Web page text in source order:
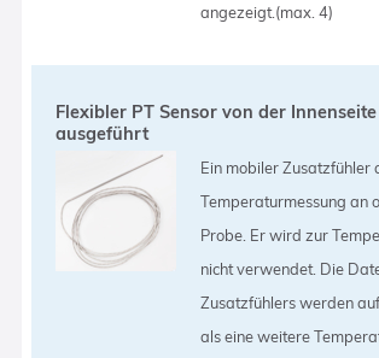
angezeigt.(max. 4)
Flexibler PT Sensor von der
ausgeführt
Ein mobiler Zusatzfühler
Temperaturmessung an
Probe. Er wird zur
nicht verwendet. Die
Zusatzfühlers werden
als eine weitere